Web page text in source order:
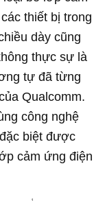
thiết bị trong
dày cũng
thực sự là
tự đã từng
Qualcomm.
công nghệ
biệt được
cảm ứng điện